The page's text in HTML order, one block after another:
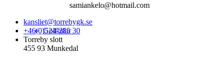
Golfbilar
samiankelo@hotmail.com
kansliet@torrebygk.se
+46(0)524-285 30
Torreby slott
455 93 Munkedal